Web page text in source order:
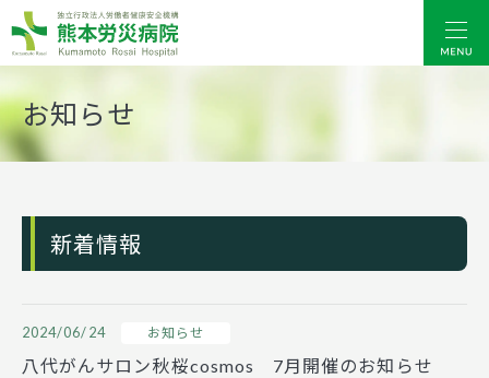
お知らせ
新着情報
2024/06/24 お知らせ
八代がんサロン秋桜cosmos 7月開催のお知らせ